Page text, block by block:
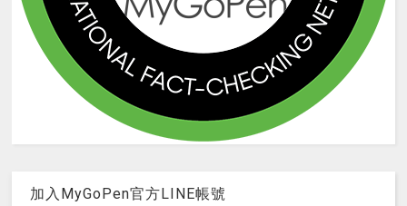
加入MyGoPen官方LINE帳號